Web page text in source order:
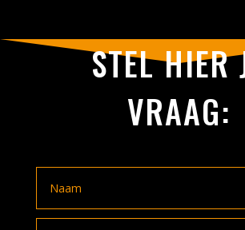
STEL HIER
VRAAG: